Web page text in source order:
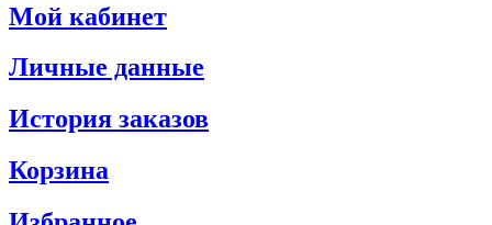
Мой кабинет
Личные данные
История заказов
Корзина